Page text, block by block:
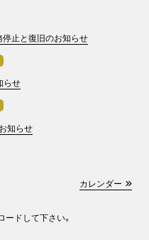
停止と復旧のお知らせ
らせ
知らせ
カレンダー
ードして下さい。